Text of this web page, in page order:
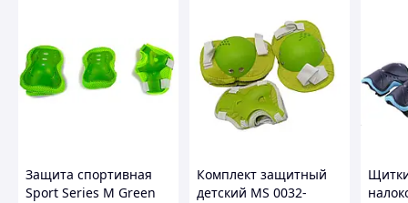
Защита спортивная
Sport Series M Green
Комплект защитный
детский MS 0032-